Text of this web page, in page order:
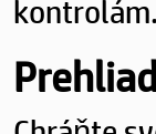
kontrolám.